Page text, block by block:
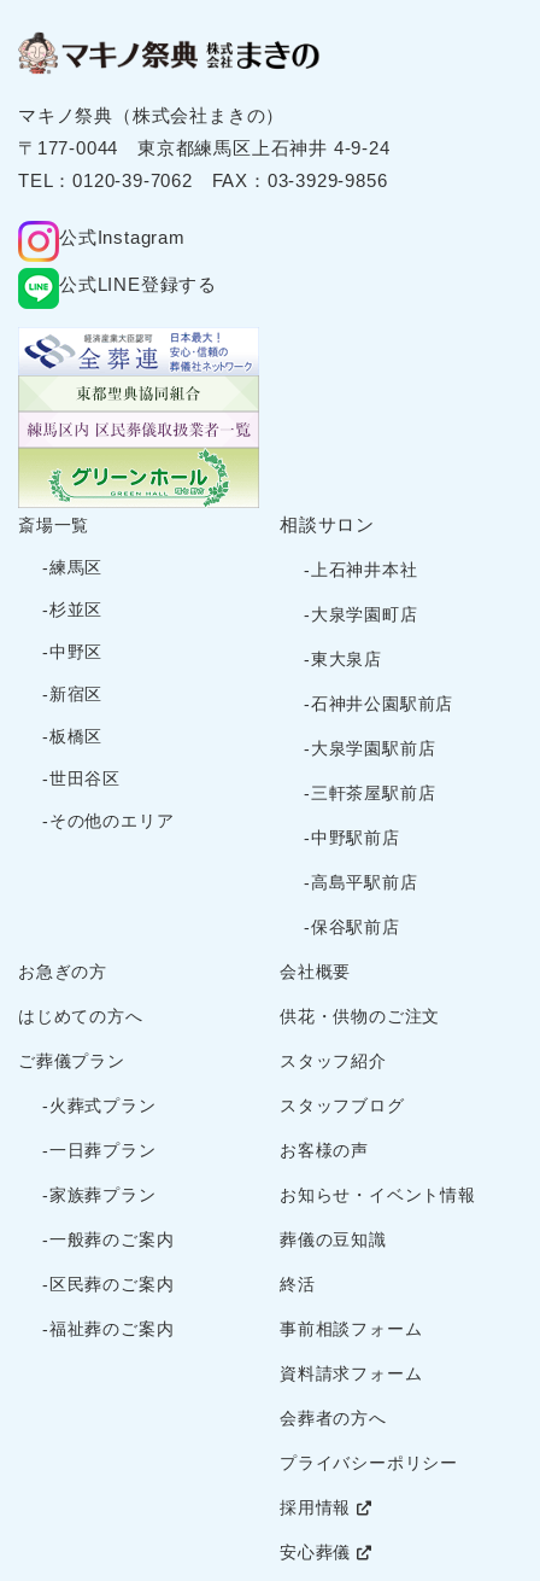
2025年9月
2025年8月
2025年7月
2025年6月
2025年5月
2025年4月
2025年3月
2025年2月
2025年1月
2024年12月
2024年11月
2024年10月
2024年9月
2024年8月
2024年7月
2024年6月
2024年5月
2024年4月
2024年1月
2023年12月
2023年11月
2023年5月
2023年3月
2023年2月
2022年9月
2022年8月
2022年7月
2022年4月
マキノ祭典（株式会社まきの）
〒177-0044 東京都練⾺区上⽯神井 4-9-24
TEL：0120-39-7062 FAX：03-3929-9856
公式Instagram
公式LINE登録する
お急ぎの方
はじめての方へ
ご葬儀プラン
-火葬式プラン
-一日葬プラン
-家族葬プラン
-一般葬のご案内
-区民葬のご案内
-福祉葬のご案内
斎場一覧
-練馬区
-杉並区
-中野区
-新宿区
-板橋区
-世田谷区
-その他のエリア
相談サロン
-上石神井本社
-大泉学園町店
-東大泉店
-石神井公園駅前店
-大泉学園駅前店
-三軒茶屋駅前店
-中野駅前店
-高島平駅前店
-保谷駅前店
会社概要
供花・供物のご注文
スタッフ紹介
スタッフブログ
お客様の声
お知らせ・イベント情報
葬儀の豆知識
終活
事前相談フォーム
資料請求フォーム
会葬者の方へ
プライバシーポリシー
採用情報
安心葬儀